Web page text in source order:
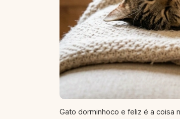
Gato dorminhoco e feliz é a coisa